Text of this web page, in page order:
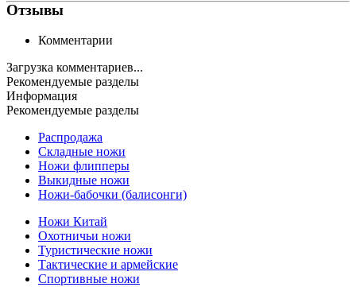
Отзывы
Комментарии
Загрузка комментариев...
Рекомендуемые разделы
Информация
Рекомендуемые разделы
Распродажа
Складные ножи
Ножи флипперы
Выкидные ножи
Ножи-бабочки (балисонги)
Ножи Китай
Охотничьи ножи
Туристические ножи
Тактические и армейские
Спортивные ножи